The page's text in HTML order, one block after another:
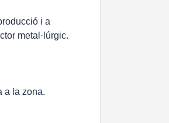
i a
metal·lúrgic.
a la zona.